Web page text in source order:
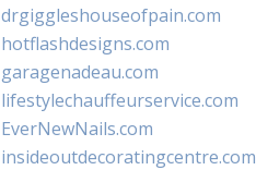
drgiggleshouseofpain.com
hotflashdesigns.com
garagenadeau.com
lifestylechauffeurservice.com
EverNewNails.com
insideoutdecoratingcentre.com